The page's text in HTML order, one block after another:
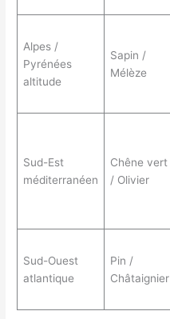
Alpes /
Pyrénées
altitude
Sapin /
Mélèze
Sud-Est
méditerranéen
Chêne vert
/ Olivier
Sud-Ouest
atlantique
Pin /
Châtaignier